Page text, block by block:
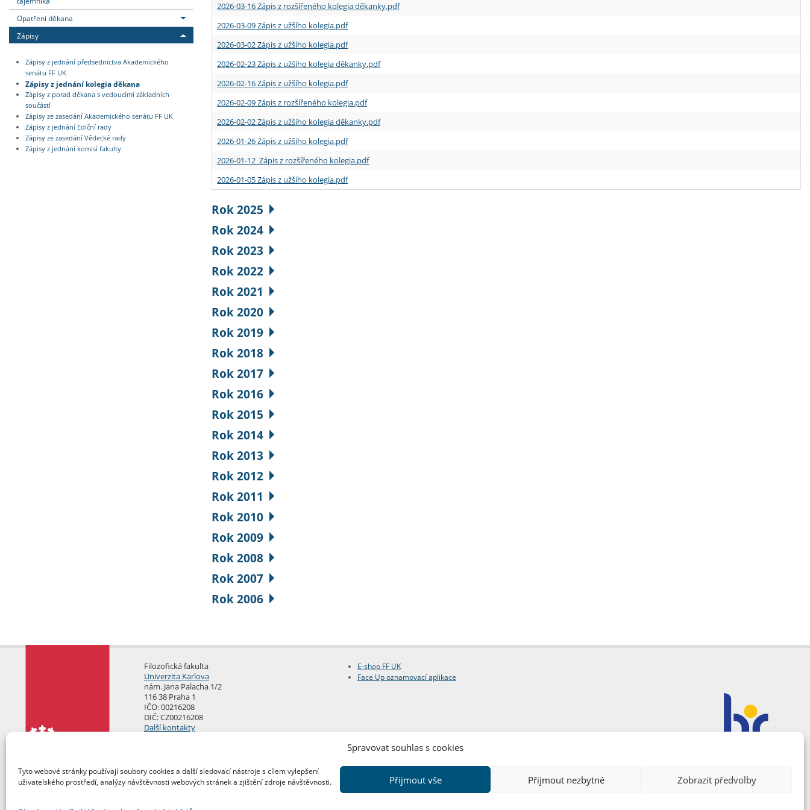
Spravovat souhlas s cookies
Tyto webové stránky používají soubory cookies a další sledovací nástroje s cílem vylepšení
uživatelského prostředí, analýzy návštěvnosti webových stránek a zjištění zdroje návštěvnosti.
Přijmout vše Přijmout nezbytné Zobrazit předvolby
Opatření děkana
Zápisy
Zápisy z jednání předsednictva Akademického
senátu FF UK
Zápisy z jednání kolegia děkana
Zápisy z porad děkana s vedoucími základních
součástí
Zápisy ze zasedání Akademického senátu FF UK
Zápisy z jednání Ediční rady
Zápisy ze zasedání Vědecké rady
Zápisy z jednání komisí fakulty
2026-03-16 Zápis z rozšířeného kolegia děkanky.pdf
2026-03-09 Zápis z užšího kolegia.pdf
2026-03-02 Zápis z užšího kolegia.pdf
2026-02-23 Zápis z užšího kolegia děkanky.pdf
2026-02-16 Zápis z užšího kolegia.pdf
2026-02-09 Zápis z rozšířeného kolegia.pdf
2026-02-02 Zápis z užšího kolegia děkanky.pdf
2026-01-26 Zápis z užšího kolegia.pdf
2026-01-12 Zápis z rozšířeného kolegia.pdf
2026-01-05 Zápis z užšího kolegia.pdf
Rok 2025
Rok 2024
Rok 2023
Rok 2022
Rok 2021
Rok 2020
Rok 2019
Rok 2018
Rok 2017
Rok 2016
Rok 2015
Rok 2014
Rok 2013
Rok 2012
Rok 2011
Rok 2010
Rok 2009
Rok 2008
Rok 2007
Rok 2006
Filozofická fakulta
Univerzita Karlova
nám. Jana Palacha 1/2
116 38 Praha 1
IČO: 00216208
DIČ: CZ00216208
Další kontakty
E-shop FF UK
Face Up oznamovací aplikace